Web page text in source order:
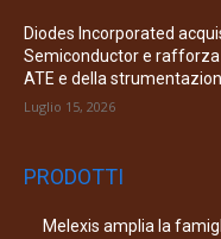
Diodes Incorporated
Semiconductor e
ATE e della
Luglio 15, 2026
PRODOTTI
Melexis amplia la